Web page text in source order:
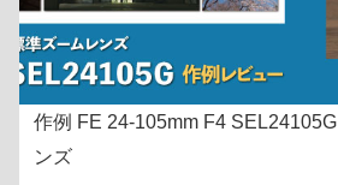
作例 FE 24-105mm F4
ンズ